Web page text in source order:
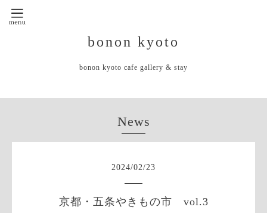
bonon kyoto
bonon kyoto cafe gallery & stay
News
2024/02/23
京都・五条やきもの市 vol.3